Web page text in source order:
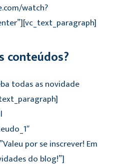
watch?
conteúdos?
todas as novidade
por se inscrever! Em
do blog!”]